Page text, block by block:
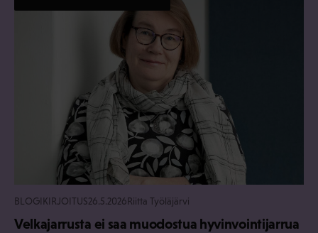
BLOGIKIRJOITUS26.5.2026Riitta Työläjärvi
Velkajarrusta ei saa muodostua hyvinvointijarrua